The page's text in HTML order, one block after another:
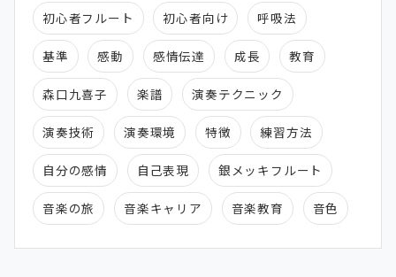
初心者フルート 初心者向け 呼吸法
基準 感動 感情伝達 成長 教育
森口九喜子 楽譜 演奏テクニック
演奏技術 演奏環境 特徴 練習方法
自分の感情 自己表現 銀メッキフルート
音楽の旅 音楽キャリア 音楽教育 音色